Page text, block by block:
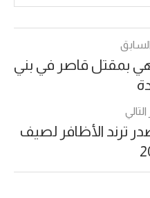
بمقتل قاصر في بني
ترند الأظافر لصيف